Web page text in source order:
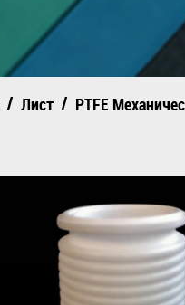
/ Лист / PTFE